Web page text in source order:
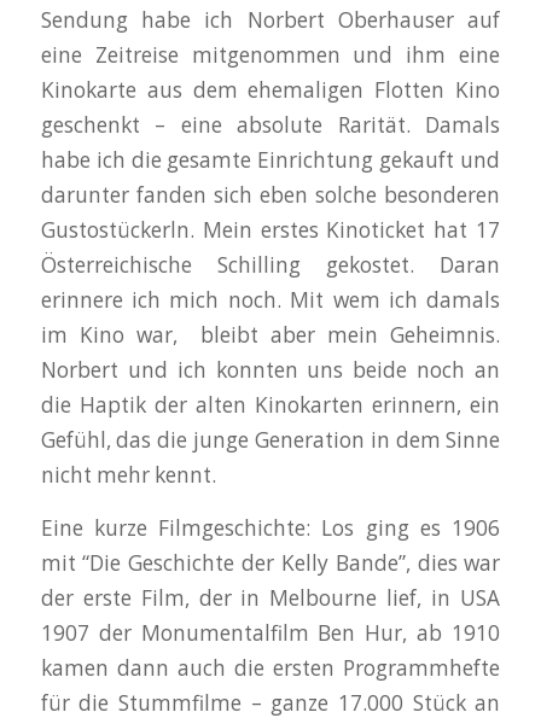
Sendung habe ich Norbert Oberhauser auf
eine Zeitreise mitgenommen und ihm eine
Kinokarte aus dem ehemaligen Flotten Kino
geschenkt – eine absolute Rarität. Damals
habe ich die gesamte Einrichtung gekauft und
darunter fanden sich eben solche besonderen
Gustostückerln. Mein erstes Kinoticket hat 17
Österreichische Schilling gekostet. Daran
erinnere ich mich noch. Mit wem ich damals
im Kino war, bleibt aber mein Geheimnis.
Norbert und ich konnten uns beide noch an
die Haptik der alten Kinokarten erinnern, ein
Gefühl, das die junge Generation in dem Sinne
nicht mehr kennt.
Eine kurze Filmgeschichte: Los ging es 1906
mit “Die Geschichte der Kelly Bande”, dies war
der erste Film, der in Melbourne lief, in USA
1907 der Monumentalfilm Ben Hur, ab 1910
kamen dann auch die ersten Programmhefte
für die Stummfilme – ganze 17.000 Stück an